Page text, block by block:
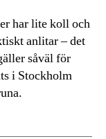
har lite koll och
anlitar – det
såväl för
i Stockholm